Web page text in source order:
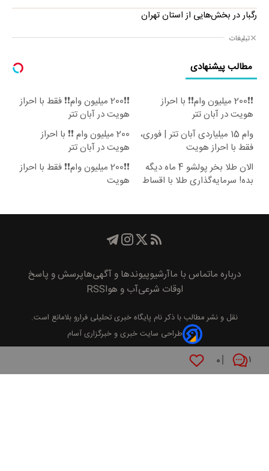
۱ ۰
رگبار در بخش‌هایی از استان تهران
تبلیغات
مطالب پیشنهادی
❗❗200 میلیون وام❗❗ با احراز
هویت در آبان تتر
❗❗200 میلیون وام❗❗ فقط با احراز
هویت در آبان تتر
وام 15 میلیاردی آبان تتر | فوری،
فقط با احراز هویت
200 میلیون وام ❗❗ با احراز
هویت در آبان تتر
الان طلا بخر پولشو 4 ماه دیگه
بده! سرمایه‌گذاری طلا با اقساط
❗❗200 میلیون وام❗❗ فقط با احراز
هویت
درباره ماتماس با ماآرشیوپیوند‌ها و آگهی‌هاپرسش و پاسخ
اوقات شرعیآب و هواRSS
نقل و نشر مطالب با ذکر نام پايگاه خبری تحليلی فرارو بلامانع است.
طراحی سایت خبری و خبرگزاری آسام